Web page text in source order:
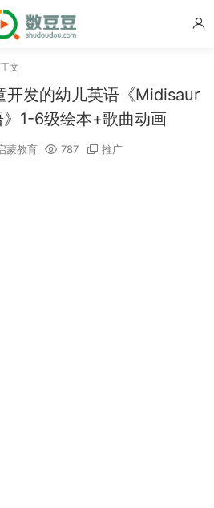
正文
开发的幼儿英语《Midisaur
1-6级绘本+歌曲动画
蒙教育 787 推广